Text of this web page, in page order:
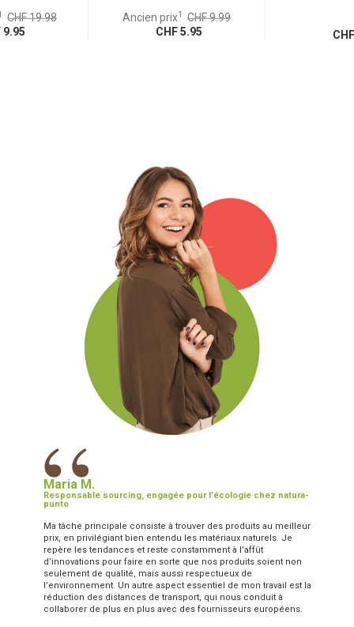
CHF 19.98
Ancien prix1
CHF 9.99
CHF 5.95
“
Maria M.
Responsable sourcing, engagée pour l’écologie chez natura-
punto
Ma tâche principale consiste à trouver des produits au meilleur
prix, en privilégiant bien entendu les matériaux naturels. Je
repère les tendances et reste constamment à l’affût
d’innovations pour faire en sorte que nos produits soient non
seulement de qualité, mais aussi respectueux de
l’environnement. Un autre aspect essentiel de mon travail est la
réduction des distances de transport, qui nous conduit à
collaborer de plus en plus avec des fournisseurs européens.